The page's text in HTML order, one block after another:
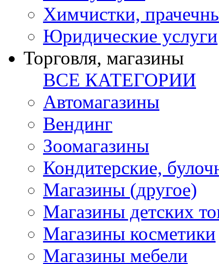
Химчистки,
Юридические услуги
Торговля, магазины
ВСЕ КАТЕГОРИИ
Автомагазины
Вендинг
Зоомагазины
Кондитерские,
Магазины (другое)
Магазины детских
Магазины косметики
Магазины мебели